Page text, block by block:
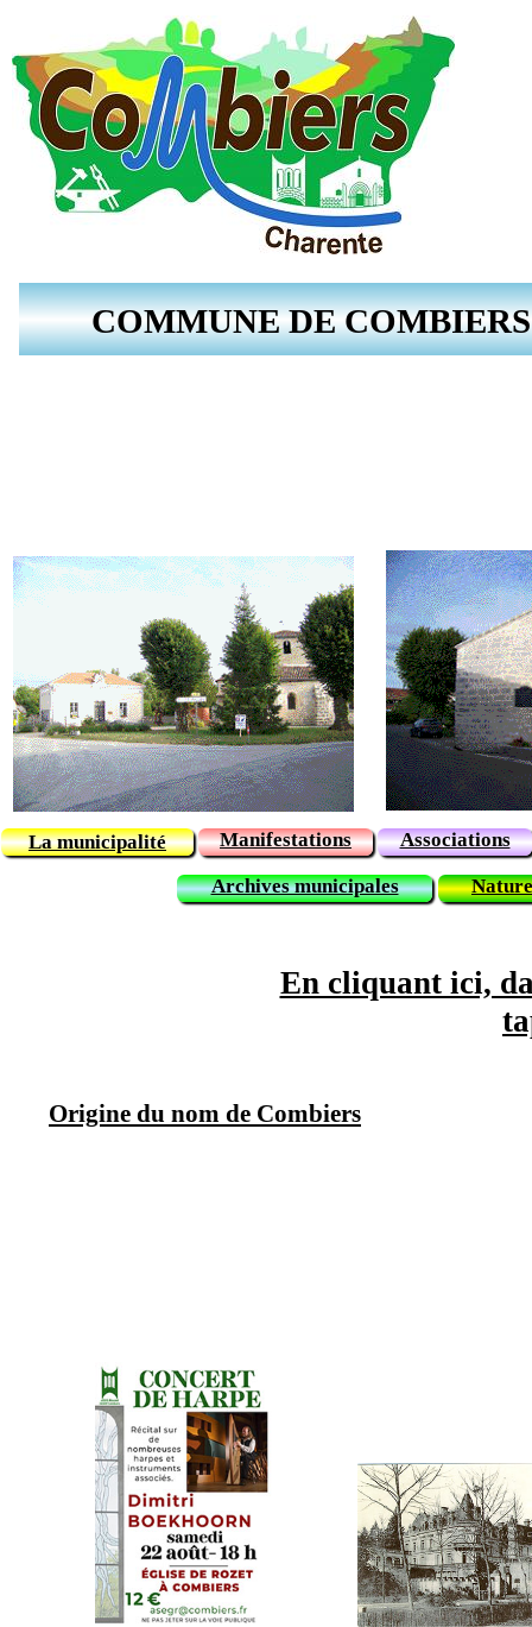
COMMUNE DE COMBIERS
Origine du nom de Combiers
La municipalité Manifestations Associations
Archives municipales
En cliquant ici,